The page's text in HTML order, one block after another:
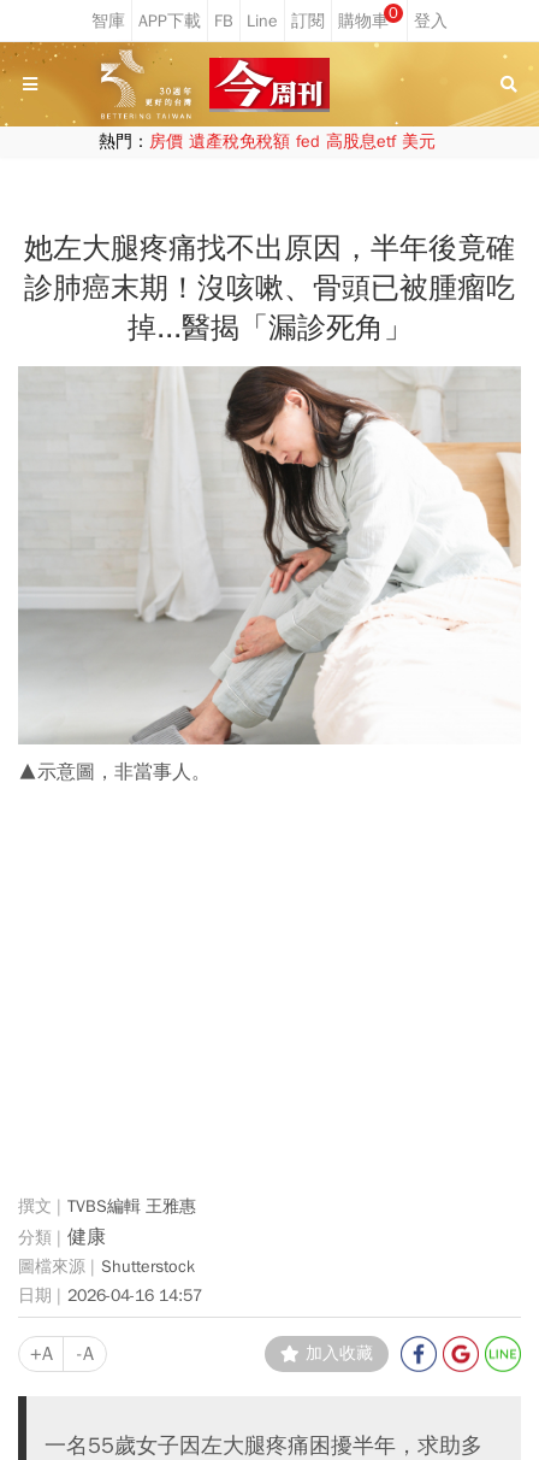
0
熱門： 房價 遺產稅免稅額 fed 高股息etf 美元
她左大腿疼痛找不出原因，半年後竟確
診肺癌末期！沒咳嗽、骨頭已被腫瘤吃
掉...醫揭「漏診死角」
▲示意圖，非當事人。
TVBS編輯 王雅惠
健康
Shutterstock
2026-04-16 14:57
+A -A 加入收藏
一名55歲女子因左大腿疼痛困擾半年，求助多